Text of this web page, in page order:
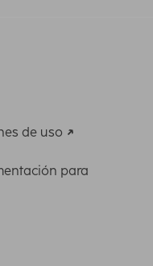
de uso
para